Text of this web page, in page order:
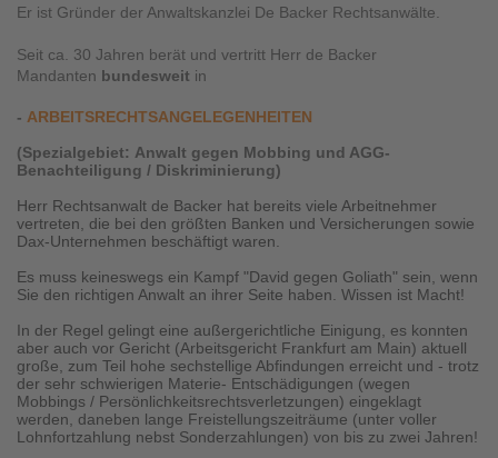
Er ist Gründer der Anwaltskanzlei De Backer Rechtsanwälte.
Seit ca. 30 Jahren berät und vertritt Herr de Backer
Mandanten bundesweit in
- ARBEITSRECHTSANGELEGENHEITEN
(Spezialgebiet: Anwalt gegen Mobbing und AGG-
Benachteiligung / Diskriminierung)
Herr Rechtsanwalt de Backer hat bereits viele Arbeitnehmer
vertreten, die bei den größten Banken und Versicherungen sowie
Dax-Unternehmen beschäftigt waren.
Es muss keineswegs ein Kampf "David gegen Goliath" sein, wenn
Sie den richtigen Anwalt an ihrer Seite haben. Wissen ist Macht!
In der Regel gelingt eine außergerichtliche Einigung, es konnten
aber auch vor Gericht (Arbeitsgericht Frankfurt am Main) aktuell
große, zum Teil hohe sechstellige Abfindungen erreicht und - trotz
der sehr schwierigen Materie- Entschädigungen (wegen
Mobbings / Persönlichkeitsrechtsverletzungen) eingeklagt
werden, daneben lange Freistellungszeiträume (unter voller
Lohnfortzahlung nebst Sonderzahlungen) von bis zu zwei Jahren!